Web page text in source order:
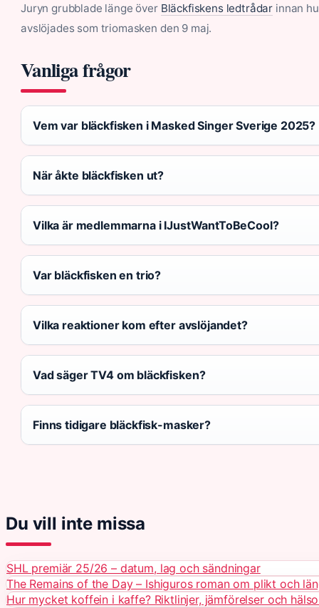
Juryn grubblade länge över Bläckfiskens ledtrådar innan
avslöjades som triomasken den 9 maj.
Vanliga frågor
Vem var bläckfisken i Masked Singer Sverige 2025?
När åkte bläckfisken ut?
Vilka är medlemmarna i IJustWantToBeCool?
Var bläckfisken en trio?
Vilka reaktioner kom efter avslöjandet?
Vad säger TV4 om bläckfisken?
Finns tidigare bläckfisk-masker?
Du vill inte missa
SHL premiär 25/26 – datum, lag och sändningar
The Remains of the Day – Ishiguros roman om plikt och
Hur mycket koffein i kaffe? Riktlinjer, jämförelser och